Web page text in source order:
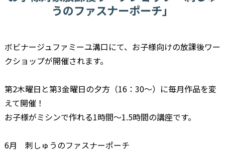
うのファスナーポーチ」
ボビナージュファミーユ溝口にて、お子様向けの放課後ワー
クショップが開催されます。
第2木曜日と第3金曜日の夕方（16：30～）に毎月作品を変
えて開催！
お子様がミシンで作れる1時間～1.5時間の講座です。
6月 刺しゅうのファスナーポーチ